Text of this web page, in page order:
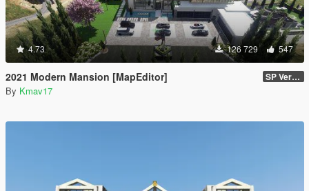
4.73 126 729 547
2021 Modern Mansion [MapEditor] SP Version
By Kmav17